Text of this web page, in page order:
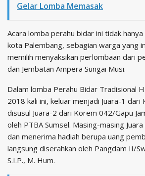
Gelar Lomba Memasak
Acara lomba perahu bidar ini tidak
kota Palembang, sebagian warga yang
memilih menyaksikan perlombaan dari
dan Jembatan Ampera Sungai Musi.
Dalam lomba Perahu Bidar Tradisional
2018 kali ini, keluar menjadi Juara-1
disusul Juara-2 dari Korem 042/Gapu
oleh PTBA Sumsel. Masing-masing
dan menerima hadiah berupa uang
langsung diserahkan oleh Pangdam II/
S.I.P., M. Hum.